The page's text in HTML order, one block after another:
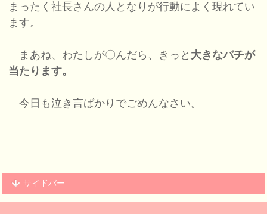
まったく社長さんの人となりが行動によく現れてい
ます。
まあね、わたしが〇んだら、きっと 大きなバチが
当たります。
今日も泣き言ばかりでごめんなさい。
サイドバー